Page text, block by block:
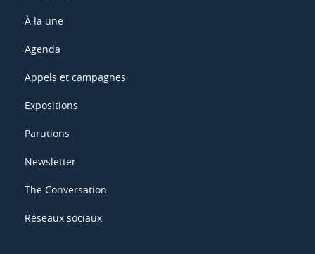
À la une
Agenda
Appels et campagnes
Expositions
Parutions
Newsletter
The Conversation
Réseaux sociaux